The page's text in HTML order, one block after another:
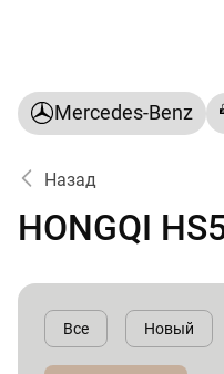
Mercedes-Benz
Назад
HONGQI
Все Новый